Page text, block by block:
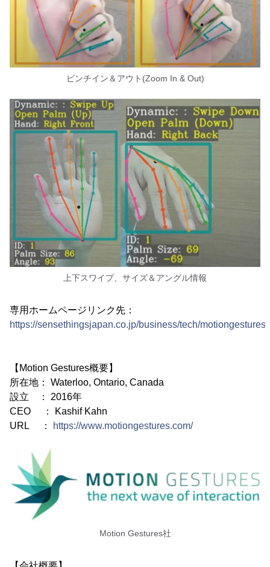
ピンチイン＆アウト(Zoom In & Out)
上下スワイプ、サイズ＆アングル情報
専用ホームページリンク先：
https://sensethingsjapan.co.jp/business/tech/motiongestures/
【Motion Gestures概要】
所在地： Waterloo, Ontario, Canada
設立 ： 2016年
CEO ： Kashif Kahn
URL ：
https://www.motiongestures.com/
Motion Gestures社